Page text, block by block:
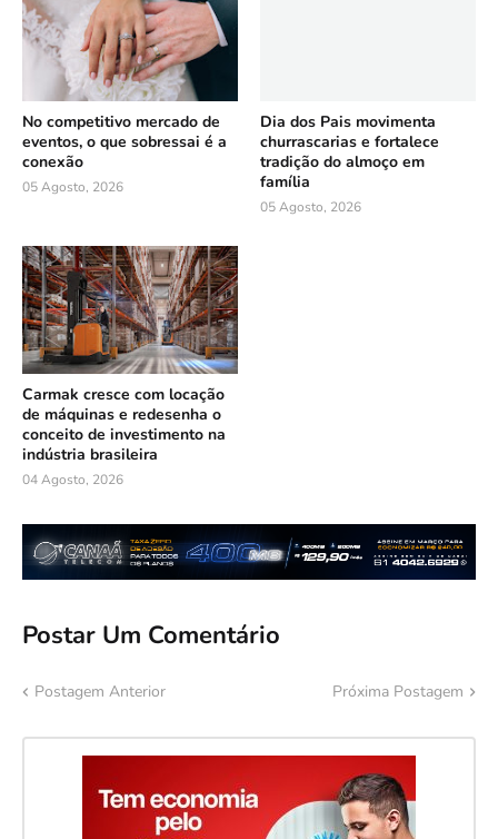
No competitivo mercado de
eventos, o que sobressai é a
conexão
05 Agosto, 2026
Dia dos Pais movimenta
churrascarias e fortalece
tradição do almoço em
família
05 Agosto, 2026
Carmak cresce com locação
de máquinas e redesenha o
conceito de investimento na
indústria brasileira
04 Agosto, 2026
Postar Um Comentário
Postagem Anterior Próxima Postagem